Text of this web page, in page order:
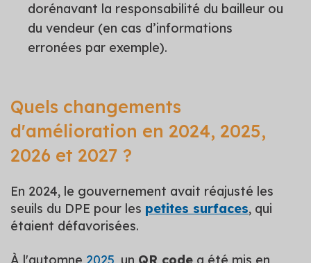
dorénavant la responsabilité du bailleur ou
du vendeur (en cas d’informations
erronées par exemple).
Quels changements
d'amélioration en 2024, 2025,
2026 et 2027 ?
En 2024, le gouvernement avait réajusté les
seuils du DPE pour les petites surfaces, qui
étaient défavorisées.